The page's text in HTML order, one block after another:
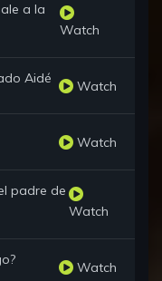
a la
Watch
Aidé Watch
Watch
padre de
Watch
Watch